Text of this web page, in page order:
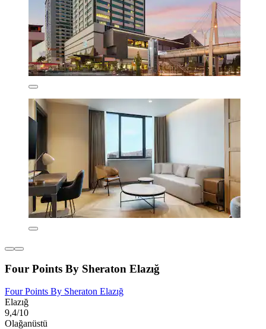
Four Points By Sheraton Elazığ
Four Points By Sheraton Elazığ
Elazığ
9,4/10
Olağanüstü